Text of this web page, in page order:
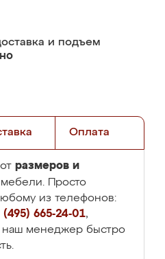
и подъем
Оплата
размеров и
Просто
из телефонов:
(495) 665-24-01,
наш менеджер быстро